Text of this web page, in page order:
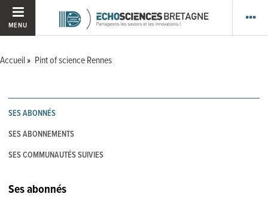
MENU
Accueil Pint of science Rennes
SES ABONNÉS
SES ABONNEMENTS
SES COMMUNAUTÉS SUIVIES
Ses abonnés